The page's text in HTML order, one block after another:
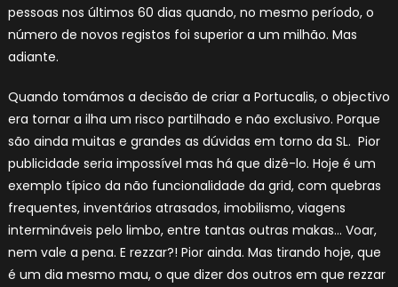
pessoas nos últimos 60 dias quando, no mesmo período, o
número de novos registos foi superior a um milhão. Mas
adiante.
Quando tomámos a decisão de criar a Portucalis, o objectivo
era tornar a ilha um risco partilhado e não exclusivo. Porque
são ainda muitas e grandes as dúvidas em torno da SL. Pior
publicidade seria impossível mas há que dizê-lo. Hoje é um
exemplo típico da não funcionalidade da grid, com quebras
frequentes, inventários atrasados, imobilismo, viagens
intermináveis pelo limbo, entre tantas outras makas… Voar,
nem vale a pena. E rezzar?! Pior ainda. Mas tirando hoje, que
é um dia mesmo mau, o que dizer dos outros em que rezzar